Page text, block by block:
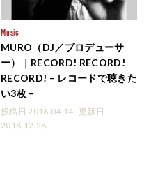
Music
MURO（DJ／プロデューサ
ー）｜RECORD! RECORD!
RECORD! – レコードで聴きた
い3枚 –
投稿日 2016.04.14 更新日
2018.12.28